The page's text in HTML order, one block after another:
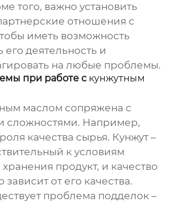
того, важно установить
отношения с
иметь возможность
его деятельность и
на любые проблемы.
при работе с кунжутным
маслом сопряжена с
сложностями. Например,
качества сырья. Кунжут –
к условиям
продукт, и качество
от его качества.
проблема подделок –